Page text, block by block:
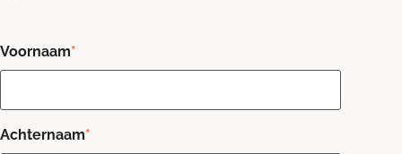
Voornaam*
Achternaam*